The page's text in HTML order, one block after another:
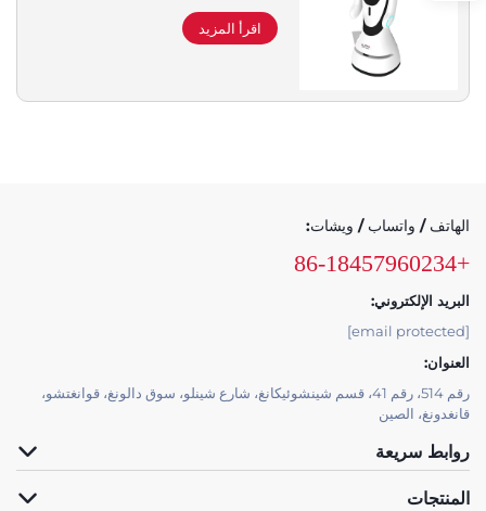
اقرأ المزيد
الهاتف / واتساب / ويشات:
+86-18457960234
البريد الإلكتروني:
[email protected]
العنوان:
رقم 514، رقم 41، قسم شينشوئيكانغ، شارع شينلو، سوق دالونغ، قوانغتشو،
قانغدونغ، الصين
روابط سريعة
المنتجات